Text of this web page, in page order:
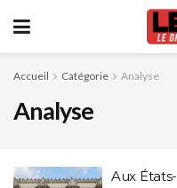
Accueil Catégorie Analyse
Analyse
Aux